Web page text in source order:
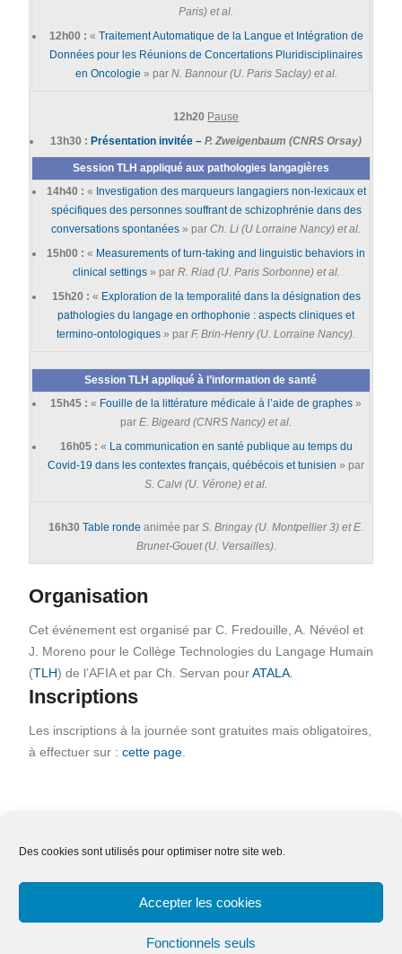
Des cookies sont utilisés pour optimiser notre site web.
Accepter les cookies
Fonctionnels seuls
Paris) et al.
12h00 : « Traitement Automatique de la Langue et Intégration de
Données pour les Réunions de Concertations Pluridisciplinaires
en Oncologie » par N. Bannour (U. Paris Saclay) et al.
12h20 Pause
13h30 :Présentation invitée –P. Zweigenbaum (CNRS Orsay)
Session TLH appliqué aux pathologies langagières
14h40 : « Investigation des marqueurs langagiers non-lexicaux et
spécifiques des personnes souffrant de schizophrénie dans des
conversations spontanées » parCh. Li (U Lorraine Nancy) et al.
15h00 : « Measurements of turn-taking and linguistic behaviors in
clinical settings» par R. Riad (U. Paris Sorbonne) et al.
15h20 : « Exploration de la temporalité dans la désignation des
pathologies du langage en orthophonie : aspects cliniques et
termino-ontologiques » parF. Brin-Henry (U. Lorraine Nancy).
Session TLH appliqué à l’information de santé
15h45 : « Fouille de la littérature médicale à l’aide de graphes »
parE. Bigeard (CNRS Nancy) et al.
16h05 : « La communication en santé publique au temps du
Covid-19 dans les contextes français, québécois et tunisien » par
S. Calvi (U. Vérone) et al.
16h30 Table ronde animée parS. Bringay (U. Montpellier 3) et E.
Brunet-Gouet (U. Versailles).
Organisation
Cet événement est organisé par C. Fredouille, A. Névéol et
J. Moreno pour le Collège Technologies du Langage Humain
(TLH) de l’AFIA et par Ch. Servan pourATALA.
Inscriptions
Les inscriptions à la journée sont gratuites mais obligatoires,
à effectuer sur : cette page.
Nous contacter Adhésion Mentions légales
Effacer ses données